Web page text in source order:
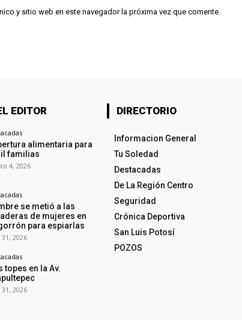
y sitio web en este navegador la próxima vez que comente.
EDITOR
alimentaria para
familias
4, 2026
se metió a las
de mujeres en
para espiarlas
2026
topes en la Av.
2026
DIRECTORIO
Informacion General
Tu Soledad
Destacadas
De La Región Centro
Seguridad
Crónica Deportiva
San Luis Potosí
POZOS